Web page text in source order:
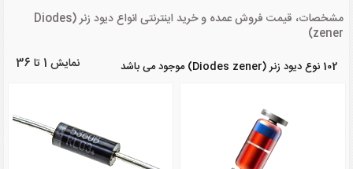
مشخصات، قیمت فروش عمده و خرید اینترنتی انواع دیود زنر (Diodes
zener)
102 نوع دیود زنر (Diodes zener) موجود می باشد نمایش 1 تا 36